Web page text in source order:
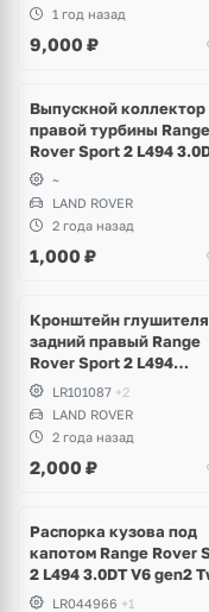
1 год назад
9,000 ₽
Выпускной коллектор
правой турбины Range
Rover Sport 2 L494
gen2 Twin-turbo
~
LAND ROVER
2 года назад
1,000 ₽
Кронштейн глушителя
задний правый Range
Rover Sport 2 L494
рестайлинг
LR101087 +2
LAND ROVER
2 года назад
2,000 ₽
Распорка кузова под
капотом Range Rover
2 L494 3.0DT V6 gen2
turboLR044966 +1